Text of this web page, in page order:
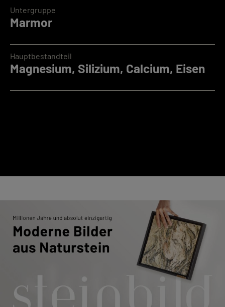
Marmor
Untergruppe
Magnesium, Silizium, Calcium, Eisen
Hauptbestandteil